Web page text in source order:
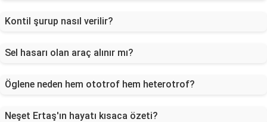
Kontil şurup nasıl verilir?
Sel hasarı olan araç alınır mı?
Öglene neden hem ototrof hem heterotrof?
Neşet Ertaş'ın hayatı kısaca özeti?